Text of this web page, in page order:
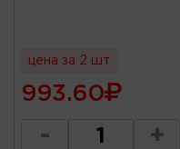
цена за 2 шт
993.60
- +